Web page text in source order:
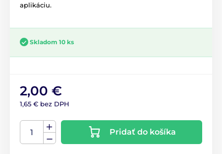
aplikáciu.
Skladom 10 ks
2,00 €
1,65 € bez DPH
Pridať do košíka